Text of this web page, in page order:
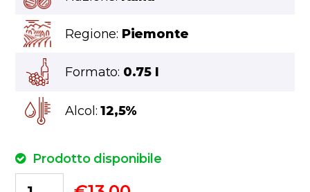
Regione: Piemonte
Formato: 0.75 l
Alcol:12,5%
Prodotto disponibile